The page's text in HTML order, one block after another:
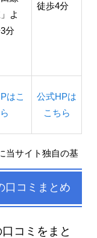
よ
分
徒歩4分
はこ
公式HPは
こちら
当サイト独自の基
口コミまとめ
コミをまと